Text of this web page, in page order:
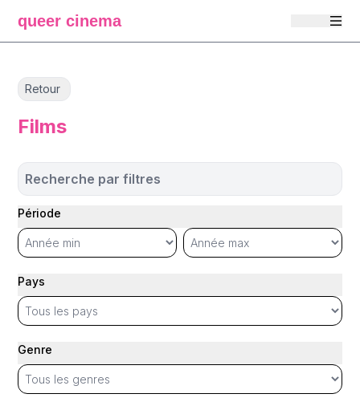
queer cinema
Retour
Films
Recherche par filtres
Période
Pays
Genre